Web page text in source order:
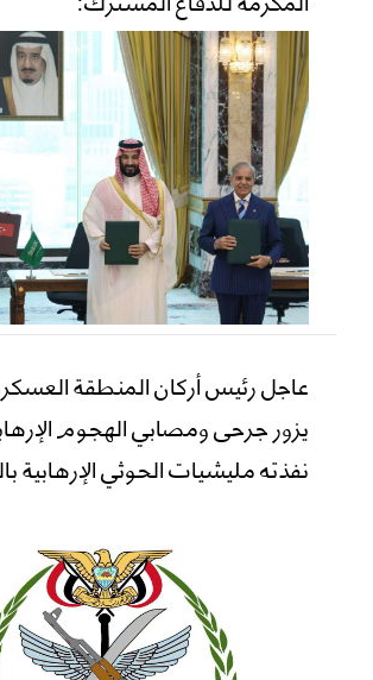
عاجل رئيس أركان المنطقة
يزور جرحى ومصابي الهجوم
نفذته مليشيات الحوثي الإرهابية